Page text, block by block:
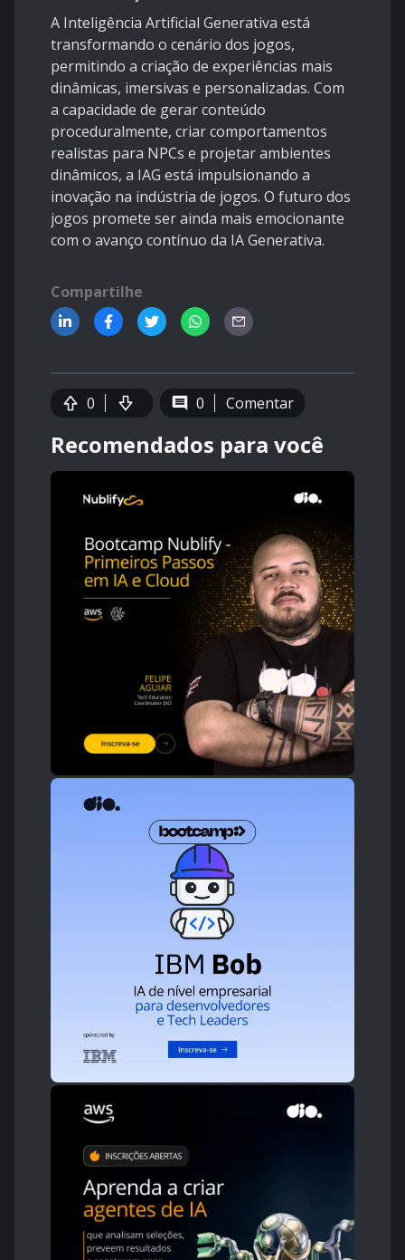
A Inteligência Artificial Generativa está
transformando o cenário dos jogos,
permitindo a criação de experiências mais
dinâmicas, imersivas e personalizadas. Com
a capacidade de gerar conteúdo
proceduralmente, criar comportamentos
realistas para NPCs e projetar ambientes
dinâmicos, a IAG está impulsionando a
inovação na indústria de jogos. O futuro dos
jogos promete ser ainda mais emocionante
com o avanço contínuo da IA Generativa.
Compartilhe
0 0 Comentar
Recomendados para você